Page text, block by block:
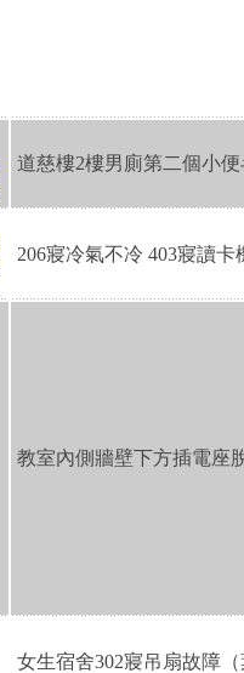
道慈樓2樓男廁第二個小
206寢冷氣不冷 403寢讀卡
教室內側牆壁下方插電座
女生宿舍302寢吊扇故障